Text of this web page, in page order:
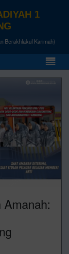
1
Berakhlakul Karimah)